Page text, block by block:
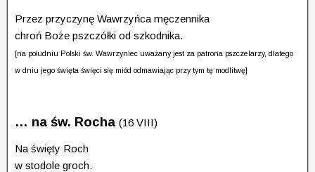
Przez przyczynę Wawrzyńca męczennika
chroń Boże pszczółki od szkodnika.
[na południu Polski św. Wawrzyniec uważany jest za patrona pszczelarzy, dlatego
w dniu jego święta święci się miód odmawiając przy tym tę modlitwę]
… na św. Rocha (16 VIII)
Na święty Roch
w stodole groch.